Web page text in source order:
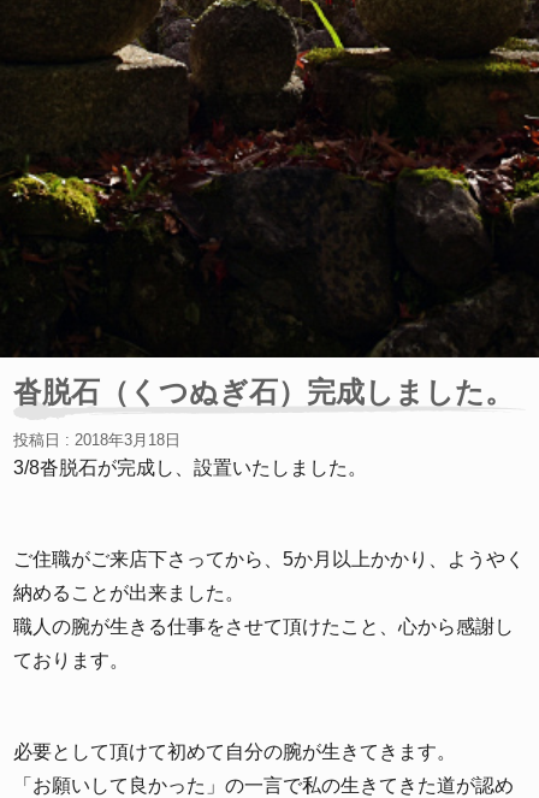
沓脱石（くつぬぎ石）完成しました。
投稿日 : 2018年3月18日
3/8沓脱石が完成し、設置いたしました。
ご住職がご来店下さってから、5か月以上かかり、ようやく
納めることが出来ました。
職人の腕が生きる仕事をさせて頂けたこと、心から感謝し
ております。
必要として頂けて初めて自分の腕が生きてきます。
「お願いして良かった」の一言で私の生きてきた道が認め